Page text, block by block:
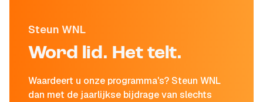
Steun WNL
Word lid. Het telt.
Waardeert u onze programma's? Steun WNL
dan met de jaarlijkse bijdrage van slechts